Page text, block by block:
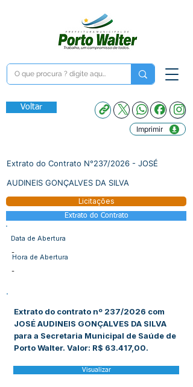
Voltar
Imprimir
Extrato do Contrato N°237/2026 - JOSÉ
AUDINEIS GONÇALVES DA SILVA
Licitações
Extrato do Contrato
Data de Abertura
-
Hora de Abertura
-
Extrato do contrato nº 237/2026 com
JOSÉ AUDINEIS GONÇALVES DA SILVA
para a Secretaria Municipal de Saúde de
Porto Walter. Valor: R$ 63.417,00.
Visualizar